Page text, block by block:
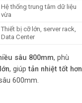
Hệ thống trung tâm dữ liệu
vừa
Thiết bị cỡ lớn, server rack,
Data Center
sâu 800mm, phù
, giúptản nhiệt tốt hơn
600mm.